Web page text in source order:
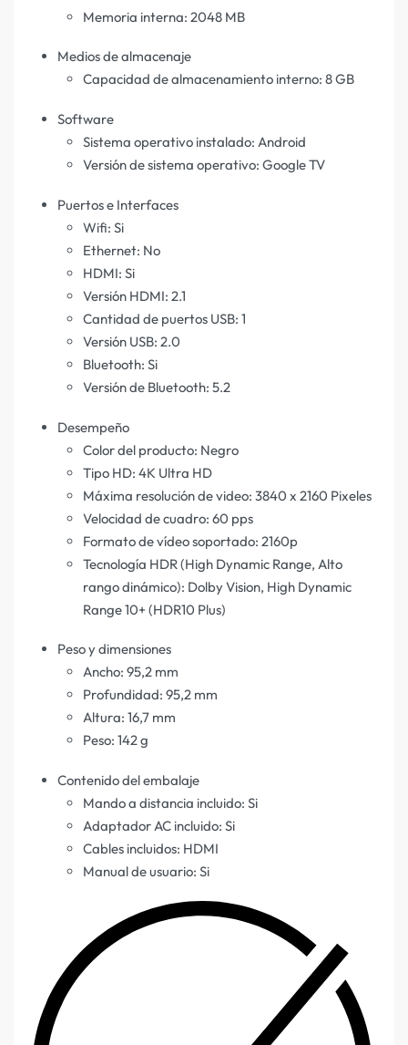
Memoria interna: 2048 MB
Medios de almacenaje
Capacidad de almacenamiento interno: 8 GB
Software
Sistema operativo instalado: Android
Versión de sistema operativo: Google TV
Puertos e Interfaces
Wifi: Si
Ethernet: No
HDMI: Si
Versión HDMI: 2.1
Cantidad de puertos USB: 1
Versión USB: 2.0
Bluetooth: Si
Versión de Bluetooth: 5.2
Desempeño
Color del producto: Negro
Tipo HD: 4K Ultra HD
Máxima resolución de video: 3840 x 2160 Pixeles
Velocidad de cuadro: 60 pps
Formato de vídeo soportado: 2160p
Tecnología HDR (High Dynamic Range, Alto
rango dinámico): Dolby Vision, High Dynamic
Range 10+ (HDR10 Plus)
Peso y dimensiones
Ancho: 95,2 mm
Profundidad: 95,2 mm
Altura: 16,7 mm
Peso: 142 g
Contenido del embalaje
Mando a distancia incluido: Si
Adaptador AC incluido: Si
Cables incluidos: HDMI
Manual de usuario: Si